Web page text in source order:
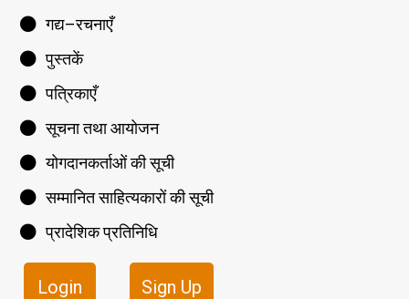
गद्य–रचनाएँ
पुस्तकें
पत्रिकाएँ
सूचना तथा आयोजन
योगदानकर्ताओं की सूची
सम्मानित साहित्यकारों की सूची
प्रादेशिक प्रतिनिधि
Login Sign Up